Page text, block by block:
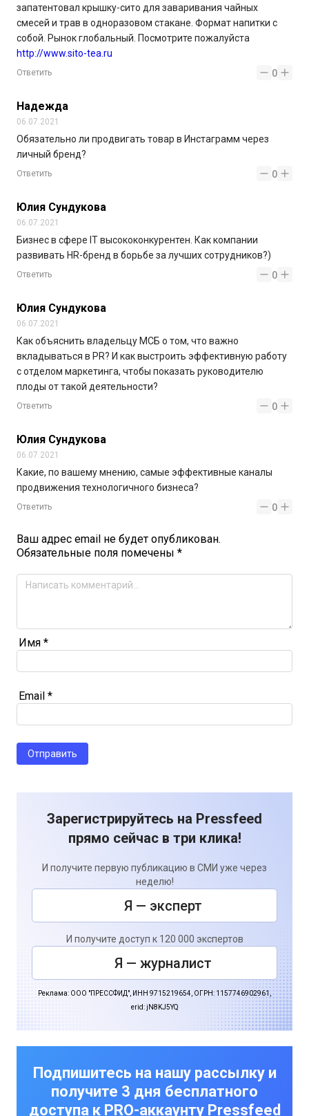
запатентовал крышку-сито для заваривания чайных
смесей и трав в одноразовом стакане. Формат напитки с
собой. Рынок глобальный. Посмотрите пожалуйста
http://www.sito-tea.ru
Ответить 0
Надежда
06.07.2021
Обязательно ли продвигать товар в Инстаграмм через
личный бренд?
Ответить 0
Юлия Сундукова
06.07.2021
Бизнес в сфере IT высококонкурентен. Как компании
развивать HR-бренд в борьбе за лучших сотрудников?)
Ответить 0
Юлия Сундукова
06.07.2021
Как объяснить владельцу МСБ о том, что важно
вкладываться в PR? И как выстроить эффективную работу
с отделом маркетинга, чтобы показать руководителю
плоды от такой деятельности?
Ответить 0
Юлия Сундукова
06.07.2021
Какие, по вашему мнению, самые эффективные каналы
продвижения технологичного бизнеса?
Ответить 0
Ваш адрес email не будет опубликован.
Обязательные поля помечены *
Имя *
Email *
Зарегистрируйтесь на Pressfeed
прямо сейчас в три клика!
И получите первую публикацию в СМИ уже через
неделю!
Я — эксперт
И получите доступ к 120 000 экспертов
Я — журналист
Реклама: ООО "ПРЕССФИД", ИНН 9715219654, ОГРН: 1157746902961,
erid: jN8KJ5YQ
Подпишитесь на нашу рассылку и
получите 3 дня бесплатного
доступа к PRO-аккаунту Pressfeed